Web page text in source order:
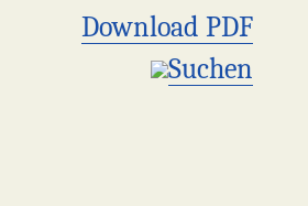
Download PDF
Suchen